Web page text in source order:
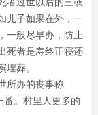
儿子如果在外，一
一般尽早办，防止
死者是寿终正寝还
葬。
所办的丧事称
番。村里人更多的